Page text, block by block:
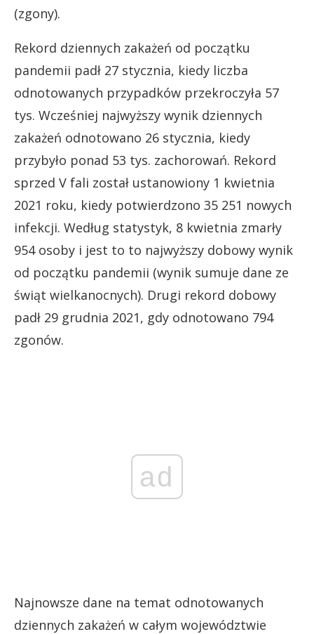
(zgony).
Rekord dziennych zakażeń od początku
pandemii padł 27 stycznia, kiedy liczba
odnotowanych przypadków przekroczyła 57
tys. Wcześniej najwyższy wynik dziennych
zakażeń odnotowano 26 stycznia, kiedy
przybyło ponad 53 tys. zachorowań. Rekord
sprzed V fali został ustanowiony 1 kwietnia
2021 roku, kiedy potwierdzono 35 251 nowych
infekcji. Według statystyk, 8 kwietnia zmarły
954 osoby i jest to to najwyższy dobowy wynik
od początku pandemii (wynik sumuje dane ze
świąt wielkanocnych). Drugi rekord dobowy
padł 29 grudnia 2021, gdy odnotowano 794
zgonów.
ad
Najnowsze dane na temat odnotowanych
dziennych zakażeń w całym województwie